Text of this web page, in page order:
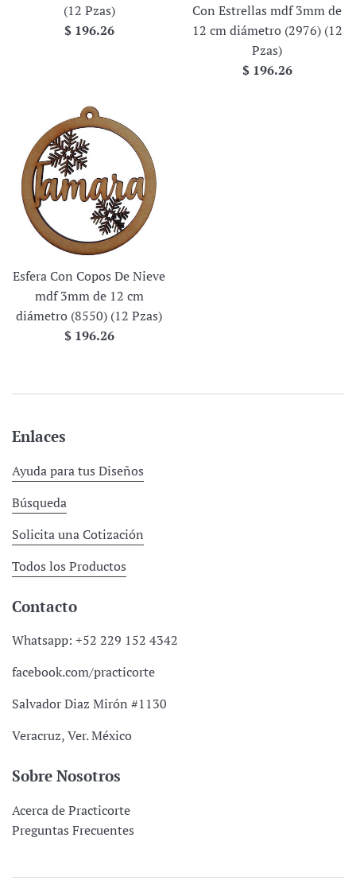
(12 Pzas)
Precio
$ 196.26
Con Estrellas mdf 3mm de
12 cm diámetro (2976) (12
Pzas)
Precio
$ 196.26
Esfera Con Copos De Nieve
mdf 3mm de 12 cm
diámetro (8550) (12 Pzas)
Precio
$ 196.26
Enlaces
Ayuda para tus Diseños
Búsqueda
Solicita una Cotización
Todos los Productos
Contacto
Whatsapp: +52 229 152 4342
facebook.com/practicorte
Salvador Diaz Mirón #1130
Veracruz, Ver. México
Sobre Nosotros
Acerca de Practicorte
Preguntas Frecuentes